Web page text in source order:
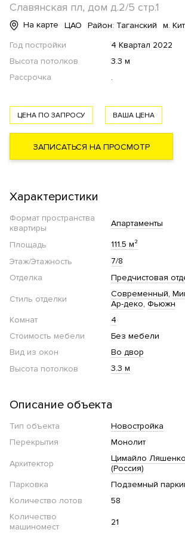
Славянская пл, дом д.2/5 стр.1
На карте ЦАО Район: Таганский
м.
Год постройки
4 Квартал 2022
Высота потолков
3.3 м
Рассрочка
.
ЦЕНА ПО ЗАПРОСУ ВАША ЦЕНА
ЗАПИСАТЬСЯ НА ПРОСМОТР
Характеристики
Формат пространства
квартиры
Апартаменты
Площадь
111.5 м²
Этаж/Этажность
7/8
Отделка
Предчистовая
Стиль отделки Современный
Ар-деко Фьюжн
Комнат
4
Стоимость мебели
Без мебели
Вид из окон
Во двор
Высота потолков
3.3 м
Описание объекта
Тип объекта
Новостройка
Перекрытия
Монолит
Архитектор
Цимайло
(Россия)
Парковка
Подземный
Количество лотов
58
Количество
машиномест
21